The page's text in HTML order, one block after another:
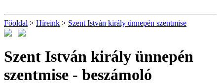
Főoldal > Híreink > Szent István király ünnepén szentmise
Szent István király ünnepén
szentmise - beszámoló